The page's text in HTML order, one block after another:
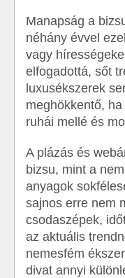
Manapság a
néhány évvel
vagy
elfogadottá, sőt
luxusékszerek
meghökkentő,
ruhái mellé és
A plázás és
bizsu, mint a
anyagok
sajnos erre nem
csodaszépek,
az aktuális
nemesfém
divat annyi